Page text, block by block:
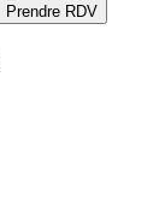
Prendre RDV